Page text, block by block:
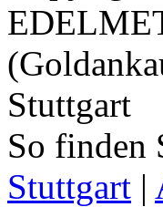
Stuttgart
So finden
Stuttgart |